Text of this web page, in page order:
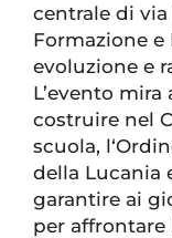
centrale di
Formazione e
evoluzione e
L’evento
costruire nel
scuola,
della Lucania
garantire ai
per affrontare